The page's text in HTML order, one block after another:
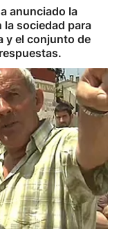
anunciado la
sociedad para
y el conjunto de